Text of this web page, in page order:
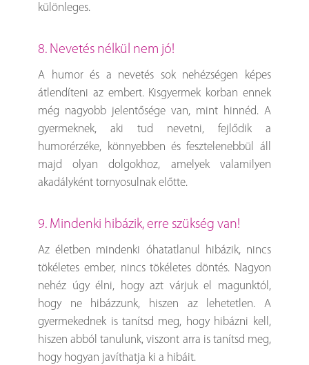
különleges.
8. Nevetés nélkül nem jó!
A humor és a nevetés sok nehézségen képes
átlendíteni az embert. Kisgyermek korban ennek
még nagyobb jelentősége van, mint hinnéd. A
gyermeknek, aki tud nevetni, fejlődik a
humorérzéke, könnyebben és fesztelenebbül áll
majd olyan dolgokhoz, amelyek valamilyen
akadályként tornyosulnak előtte.
9. Mindenki hibázik, erre szükség van!
Az életben mindenki óhatatlanul hibázik, nincs
tökéletes ember, nincs tökéletes döntés. Nagyon
nehéz úgy élni, hogy azt várjuk el magunktól,
hogy ne hibázzunk, hiszen az lehetetlen. A
gyermekednek is tanítsd meg, hogy hibázni kell,
hiszen abból tanulunk, viszont arra is tanítsd meg,
hogy hogyan javíthatja ki a hibáit.